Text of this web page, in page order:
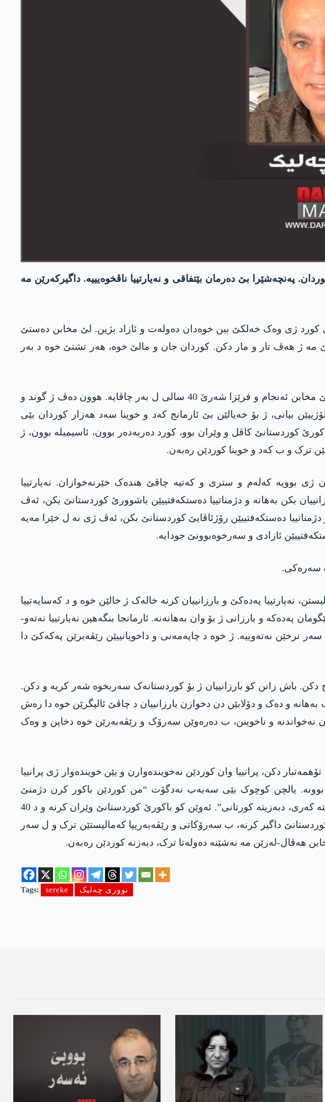
پەنچەشێرا بێ دەرمان بێتفاقی و نەیارتییا ناڤخوەیییە. داگیرکەرێن مە
کورد ژی وەک خەلکێ ببن خوەدان دەولەت و ئازاد بژین. لێ مخابن دەستێ
ژ ھەڤ تار و مار دکن. کوردان جان و مالێ خوە، ھەر تشتێ خوە د بەر
ژ بۆ ئازادییا ملەتێ کورد و کوردستانەک سەربخوە تو فەداکاری نەما کو نەکر. لێ مخابن ئەنجام و فرێزا شەرێ 40 سالی ل بەر چاڤایە. ھوون دەڤ ژ گوند و
بیانی، ژ بۆ خەیالێن بێ ئارمانج کەد و خوینا سەد ھەزار کوردان بێی
کوردستانێ کاڤل و وێران بوو، کورد دەربەدەر بوون، ئاسیمیلە بوون، ژ
ترک و ب کەد و خوینا کوردێن رەبەن.
ژی بوویە کەلەم و ستری و کەتیە چاڤێ ھندەک خێرنەخوازان. نەیارتییا
بکن بەهانە و دژمناتییا دەستکەفتییێن باشوورێ کوردستانێ بکن، ئەڤ
دەستکەفتییێن رۆژئاڤایێ کوردستانێ بکن، ئەڤ ژی نە ل خێرا مەیە
ئازادی و سەرخوەبوونێ جودایە.
سەرەکی.
نەیارتییا پەدەکێ و بارزانییان کرنە خالەک ژ خالێن خوە و د کەسایەتییا
پەدەکە و بارزانی ژ بۆ وان بەهانەنە. ئارمانجا بنگەھین نەیارتییا نەتەو-
نرخێن نەتەوییە. ژ خوە د چاپەمەنی و داخویانییێن رێڤەبرێن پەکەکێ دا
باش زانن کو بارزانییان ژ بۆ کوردستانەک سەربخوە شەر کریە و دکن.
بەهانە و دەک و دۆلابێن دن دخوازن بارزانییان د چاڤێ ئالیگرێن خوە دا رەش
نەخواندنە و ناخوینن، ب دەرەوێن سەرۆک و رێڤەبەرێن خوە دخاپن و وەک
دکن، پرانییا وان کوردێن نەخویندەوارن و یێن خویندەوار ژی پرانییا
یالچن کوچوک بێی سەبەب نەدگۆت “من کوردێن باکور کرن دژمنێ
بارزانییان “. وەلحاسلێ کەلام، باپیرێن مە بێی سەبەب نەگۆتنە “فلانکەس نەشێتە کەری، دبەزیتە کورتانی”. ئەوێن کو باکورێ کوردستانێ وێران کرنە و د 40
داگیر کرنە، ب سەرۆکاتی و رێڤەبەرییا کەمالیستێن ترک و ل سەر
ھەڤال-لەرێن مە نەشێنە دەولەتا ترک، دبەزنە کوردێن رەبەن.
Tags: sereke نووری چەلیک